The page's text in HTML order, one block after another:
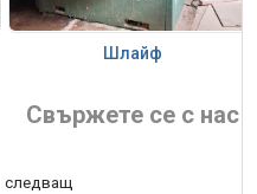
Шлайф
Свържете се с нас
следващ